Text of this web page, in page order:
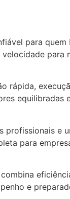
para
para
rápida,
profissionais e
para
e